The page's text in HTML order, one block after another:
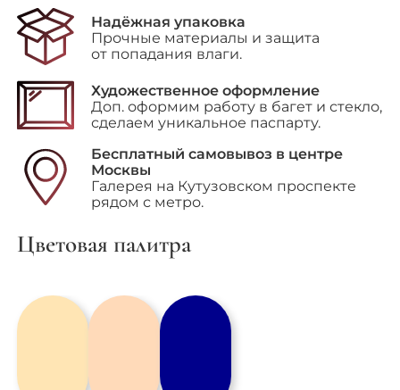
"Маленькая
семья",
1972
Надёжная упаковка
Прочные материалы и защита
от попадания влаги.
Художественное оформление
Доп. оформим работу в багет и стекло,
сделаем уникальное паспарту.
Бесплатный самовывоз в центре
Москвы
Галерея на Кутузовском проспекте
рядом с метро.
Цветовая палитра